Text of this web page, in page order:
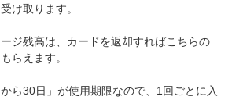
け取ります。
ジ残高は、カードを返却すればこちらの
らえます。
ら30日」が使用期限なので、1回ごとに入